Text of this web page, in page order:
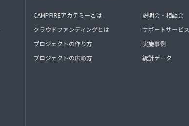
CAMPFIREアカデミーとは
クラウドファンディングとは
プロジェクトの作り方
プロジェクトの広め方
説明会・相談会
サポートサービス
実施事例
統計データ